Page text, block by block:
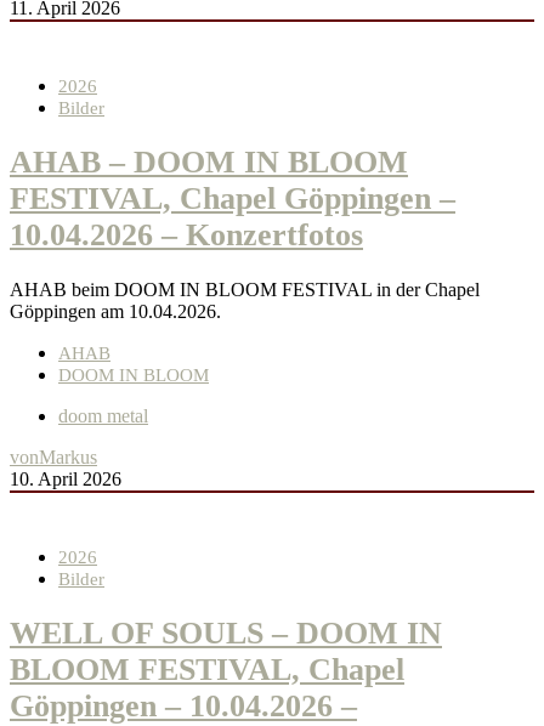
11. April 2026
2026
Bilder
AHAB – DOOM IN BLOOM
FESTIVAL, Chapel Göppingen –
10.04.2026 – Konzertfotos
AHAB beim DOOM IN BLOOM FESTIVAL in der Chapel
Göppingen am 10.04.2026.
AHAB
DOOM IN BLOOM
doom metal
vonMarkus
10. April 2026
2026
Bilder
WELL OF SOULS – DOOM IN
BLOOM FESTIVAL, Chapel
Göppingen – 10.04.2026 –